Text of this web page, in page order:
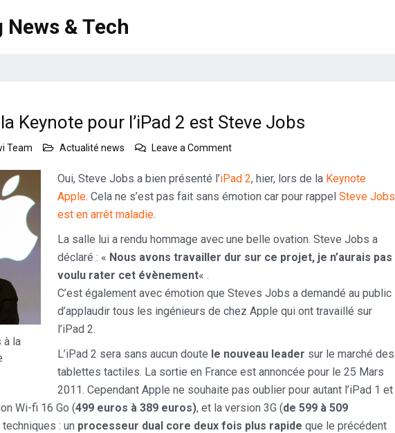
& Tech
Keynote pour l’iPad 2 est Steve Jobs
Team Actualité news Leave a Commenton
surprise
la
pour
2
Steve
Jobs
à la
Oui, Steve Jobs a bien présenté l’iPad 2, hier, lors de la Keynote
Apple. Cela ne s’est pas fait sans émotion car pour rappel Steve Jobs
est en arrêt maladie.
La salle lui a rendu hommage avec une belle ovation. Steve Jobs a
déclaré : « Nous avons travailler dur sur ce projet, je n’aurais pas
voulu rater cet évènement« .
C’est également avec émotion que Steves Jobs a demandé au public
d’applaudir tous les ingénieurs de chez Apple qui ont travaillé sur
l’iPad 2.
L’iPad 2 sera sans aucun doute le nouveau leader sur le marché des
tablettes tactiles. La sortie en France est annoncée pour le 25 Mars
2011. Cependant Apple ne souhaite pas oublier pour autant l’iPad 1 et
Wi-fi 16 Go (499 euros à 389 euros), et la version 3G (de 599 à 509
: un processeur dual core deux fois plus rapide que le précédent